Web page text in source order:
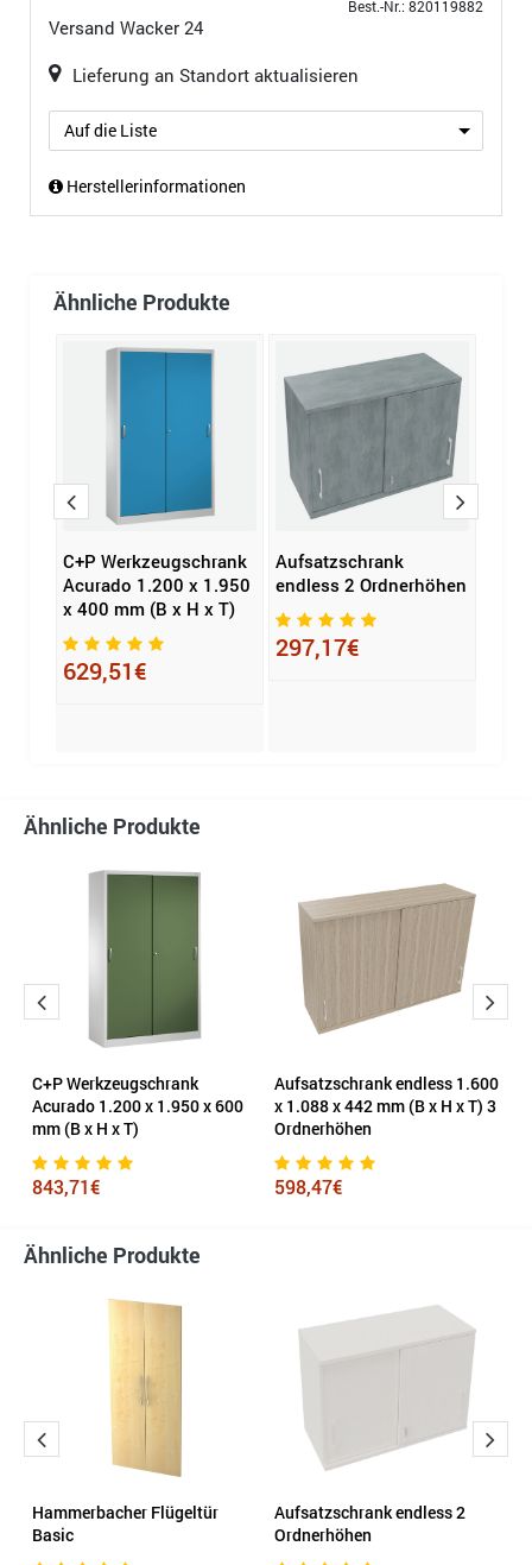
Best.-Nr.: 820119882
Versand Wacker 24
Lieferung an Standort aktualisieren
Auf die Liste
Herstellerinformationen
Ähnliche Produkte
C+P Werkzeugschrank
Acurado 1.200 x 1.950
x 400 mm (B x H x T)
629,51€
Aufsatzschrank
endless 2 Ordnerhöhen
297,17€
Ähnliche Produkte
C+P Werkzeugschrank
Acurado 1.200 x 1.950 x 600
mm (B x H x T)
843,71€
Aufsatzschrank endless 1.600
x 1.088 x 442 mm (B x H x T) 3
Ordnerhöhen
598,47€
Ähnliche Produkte
Hammerbacher Flügeltür
Basic
Aufsatzschrank endless 2
Ordnerhöhen